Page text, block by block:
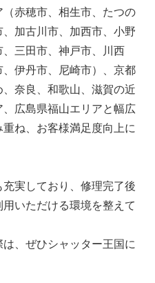
赤穂市、相生市、たつの
加古川市、加西市、小野
三田市、神戸市、川西
伊丹市、尼崎市）、京都
奈良、和歌山、滋賀の近
広島県福山エリアと幅広
ね、お客様満足度向上に
実しており、修理完了後
いただける環境を整えて
、ぜひシャッター王国に